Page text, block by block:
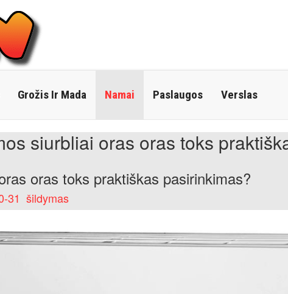
Grožis Ir Mada Namai Paslaugos Verslas
siurbliai oras oras toks
oras toks praktiškas pasirinkimas?
31 šildymas